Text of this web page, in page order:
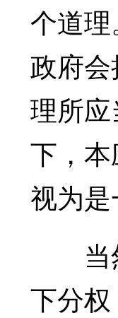
个道
政府
理所
下，
视为是
当然
下分